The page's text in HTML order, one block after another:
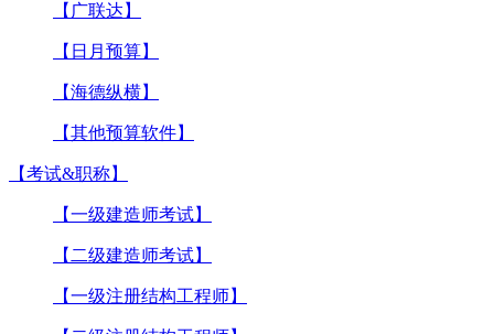
【广联达】
【日月预算】
【海德纵横】
【其他预算软件】
【考试&职称】
【一级建造师考试】
【二级建造师考试】
【一级注册结构工程师】